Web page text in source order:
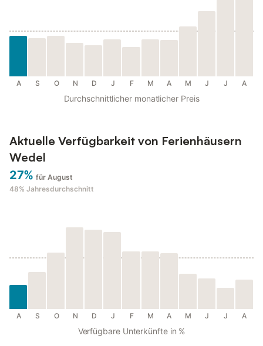
A S O N D J F M A M J J A
Durchschnittlicher monatlicher Preis
Aktuelle Verfügbarkeit von Ferienhäusern
Wedel
27% für August
48% Jahresdurchschnitt
A S O N D J F M A M J J A
Verfügbare Unterkünfte in %